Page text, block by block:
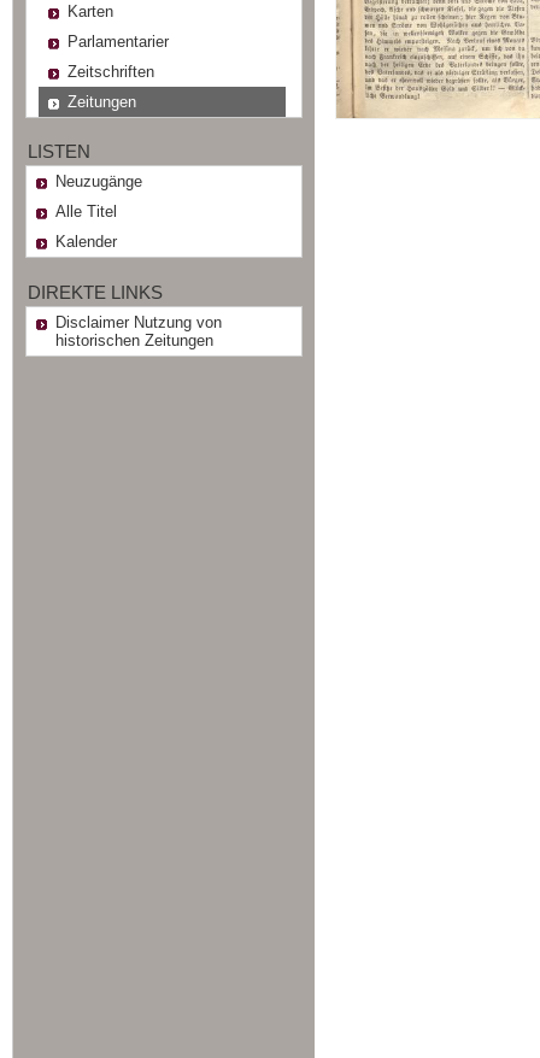
Karten
Parlamentarier
Zeitschriften
Zeitungen
LISTEN
Neuzugänge
Alle Titel
Kalender
DIREKTE LINKS
Disclaimer Nutzung von
historischen Zeitungen